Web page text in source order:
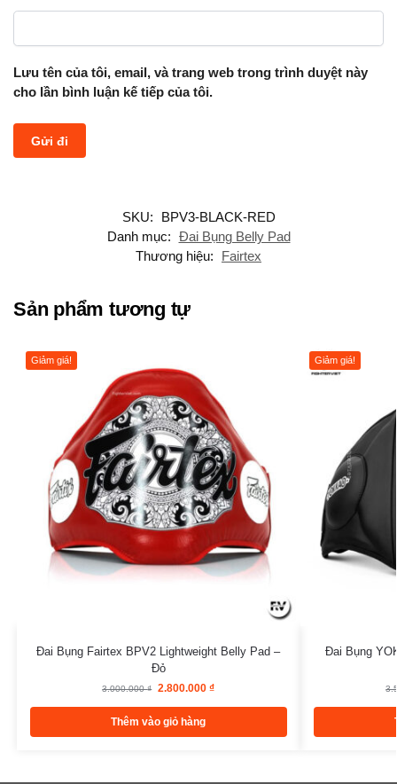
Lưu tên của tôi, email, và trang web trong trình duyệt này
cho lần bình luận kế tiếp của tôi.
SKU:
BPV3-BLACK-RED
Danh mục: Đai Bụng Belly Pad
Thương hiệu:
Fairtex
Sản phẩm tương tự
Giảm giá!
Đai Bụng Fairtex BPV2 Lightweight Belly Pad –
Đỏ
3.000.000₫ 2.800.000₫
Thêm vào giỏ hàng
Giảm giá!
Đai Bụng